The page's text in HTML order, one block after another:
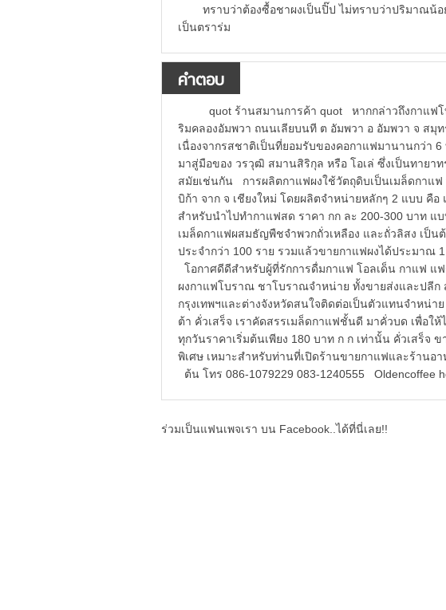
ทราบว่าต้องซื้อชาผงเป็นปิ๊ป ไม่ทราบว่าปริมาณน้
เป็นตราร่ม
คำตอบ
quot ร้านสมานการค้า quot หากกล่าวถึงกาแฟ
ริมคลองอัมพวา ถนนเลียบนที ต อัมพวา อ อัมพวา จ สมุ
เนื่องจากรสชาติเป็นที่ยอมรับของคอกาแฟมานานกว่า
มาสู่มือของ วรวุฒิ สมานสิริกุล หรือ โอเล่ ซึ่งเป็นทาย
สมัยเช่นกัน การผลิตกาแฟผงใช้วัตถุดิบเป็นเมล็ดกาแ
บิก้า จาก จ เชียงใหม่ โดยผลิตจำหน่ายหลักๆ 2 แบบ คื
สำหรับนำไปทำกาแฟสด ราคา กก ละ 200-300 บาท
เมล็ดกาแฟผสมธัญพืชจำพวกถั่วเหลือง และถั่วลิสง เป็
ประจำกว่า 100 ราย รวมแล้วขายกาแฟผงได้ประมา
โอกาศดีดีสำหรับผู้ที่รักการดื่มกาแฟ โอลเด็น กาแฟ แ
ผงกาแฟโบราณ ชาโบราณจำหน่าย ทั้งขายส่งและปลีก
กรุงเทพฯและต่างจังหวัดสนใจติดต่อเป็นตัวแทนจำหน่า
ต้า คั่วเสร็จ เราคัดสรรเมล็ดกาแฟชั้นดี มาคั่วบด เพื่อ
ทุกวันราคาเริ่มต้นเพียง 180 บาท ก ก เท่านั้น คั่วเสร็จ
พิเศษ เหมาะสำหรับท่านที่เปิดร้านขายกาแฟและร้าน
ต้น โทร 086-1079229 083-1240555 Oldencoffee
ร่วมเป็นแฟนเพจเรา บน Facebook..ได้ที่นี่เลย!!